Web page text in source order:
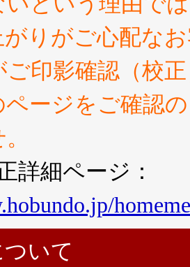
がりがご心配な
ご印影確認（校
ージをご確認
詳細ページ：
いて